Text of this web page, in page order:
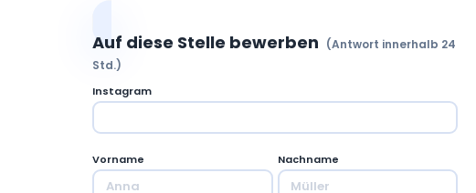
Auf diese Stelle bewerben (Antwort innerhalb 24
Std.)
Instagram
Vorname Nachname